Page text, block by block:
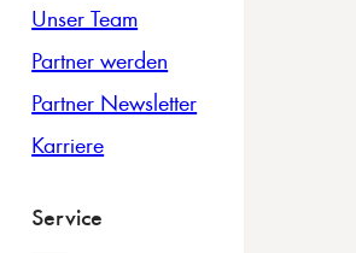
Unser Team
Partner werden
Partner Newsletter
Karriere
Service